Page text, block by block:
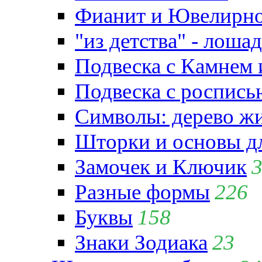
Фианит и
"из детства" -
Подвеска с
Подвеска с
Символы: дерево
Шторки и основы
Замочек и Ключик
Разные формы 226
Буквы 158
Знаки Зодиака 23